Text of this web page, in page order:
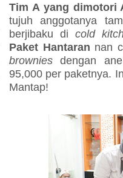
Tim A yang dimotori
tujuh anggotanya
berjibaku di cold
Paket Hantaran nan
brownies dengan
95,000 per paketnya.
Mantap!